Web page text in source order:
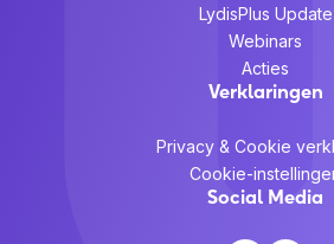
LydisPlus Update
Webinars
Acties
Verklaringen
Privacy & Cookie
Cookie-
Social Media